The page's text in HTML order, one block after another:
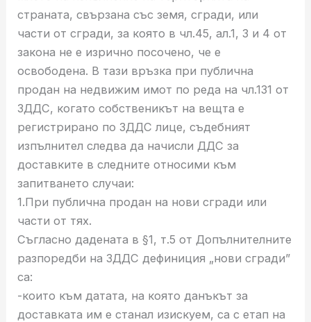
страната, свързана със земя, сгради, или
части от сгради, за която в чл.45, ал.1, 3 и 4 от
закона не е изрично посочено, че е
освободена. В тази връзка при публична
продан на недвижим имот по реда на чл.131 от
ЗДДС, когато собственикът на вещта е
регистрирано по ЗДДС лице, съдебният
изпълнител следва да начисли ДДС за
доставките в следните относими към
запитването случаи:
1.При публична продан на нови сгради или
части от тях.
Съгласно дадената в §1, т.5 от Допълнителните
разпоредби на ЗДДС дефиниция „нови сгради”
са:
-които към датата, на която данъкът за
доставката им е станал изискуем, са с етап на